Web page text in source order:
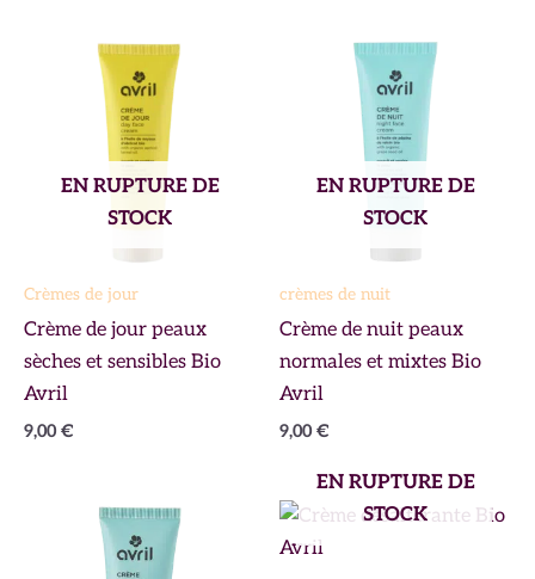
EN RUPTURE DE
STOCK
Crèmes de jour
Crème de jour peaux
sèches et sensibles Bio
Avril
9,00 €
EN RUPTURE DE
STOCK
crèmes de nuit
Crème de nuit peaux
normales et mixtes Bio
Avril
9,00 €
EN RUPTURE DE
STOCK